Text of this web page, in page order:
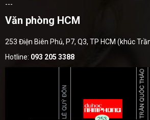
---
Văn phòng HCM
253 Điện Biên Phủ, P7, Q3, TP HCM (khúc
Hotline: 093 205 3388